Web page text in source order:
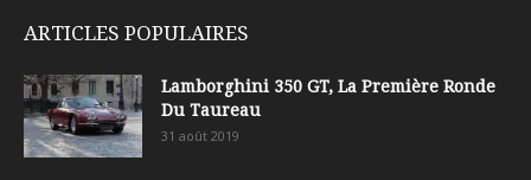
ARTICLES POPULAIRES
Lamborghini 350 GT, La Première Ronde
Du Taureau
31 août 2019